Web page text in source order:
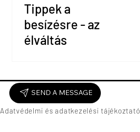
Tippek a
besízésre - az
élváltás
SEND A MESSAGE
Adatvédelmi és adatkezelési tájékoztató